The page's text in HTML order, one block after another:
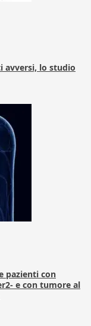
lo studio
pazienti con
e con tumore al